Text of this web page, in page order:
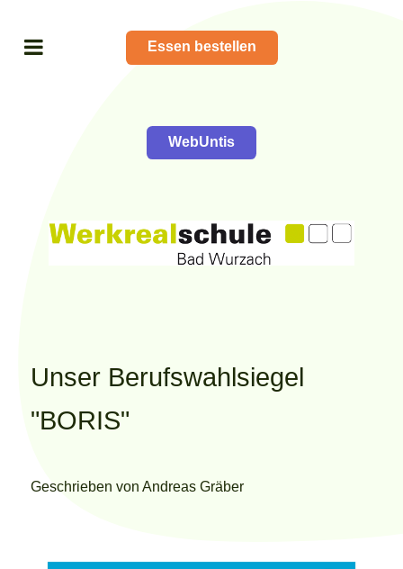
Essen bestellen
WebUntis
Unser Berufswahlsiegel
"BORIS"
Geschrieben von Andreas Gräber